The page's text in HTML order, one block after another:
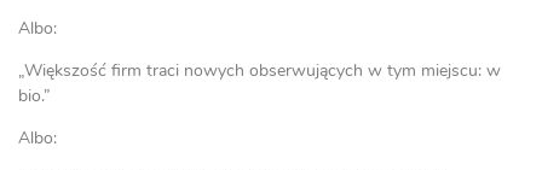
Albo:
„Większość firm traci nowych obserwujących w tym miejscu: w
bio.”
Albo: